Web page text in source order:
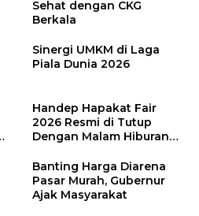
Sehat dengan CKG
Berkala
Sinergi UMKM di Laga
Piala Dunia 2026
Handep Hapakat Fair
2026 Resmi di Tutup
Dengan Malam Hiburan
Banting Harga Diarena
Pasar Murah, Gubernur
Ajak Masyarakat